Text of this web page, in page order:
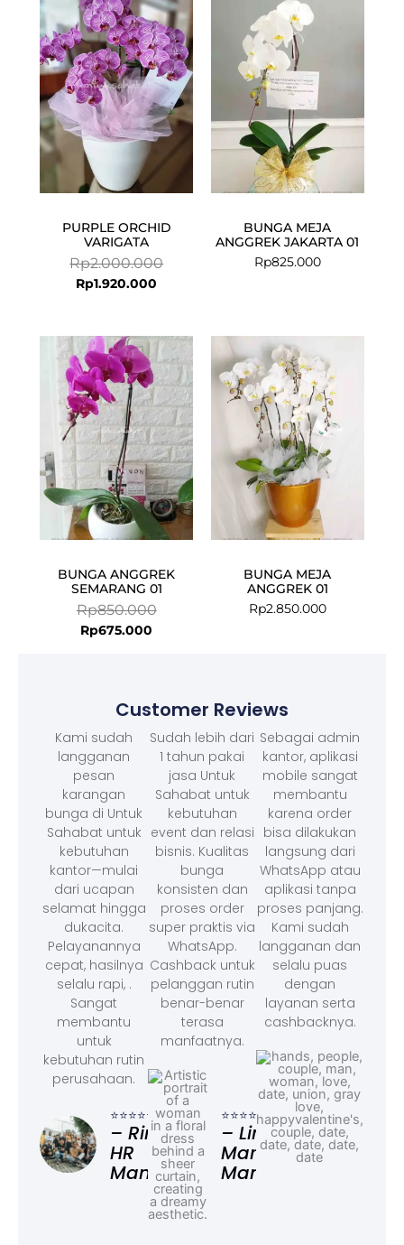
PURPLE ORCHID
VARIGATA
Rp2.000.000
price
was:
Rp2.000.000.
Rp1.920.000
price
is:
Rp1.920.000.
BUNGA MEJA
ANGGREK JAKARTA 01
Rp825.000
BUNGA ANGGREK
SEMARANG 01
Rp850.000
Original
price
was:
Rp850.000.
Rp675.000
Current
price
is:
Rp675.000.
BUNGA MEJA
ANGGREK 01
Rp2.850.000
Customer Reviews
Kami sudah
langganan
pesan
karangan
bunga di Untuk
Sahabat untuk
kebutuhan
kantor—mulai
dari ucapan
selamat hingga
dukacita.
Pelayanannya
cepat, hasilnya
selalu rapi, .
Sangat
membantu
untuk
kebutuhan rutin
perusahaan.
⭐⭐⭐⭐⭐
– Rina,
HR
Manager
Sudah lebih dari
1 tahun pakai
jasa Untuk
Sahabat untuk
kebutuhan
event dan relasi
bisnis. Kualitas
bunga
konsisten dan
proses order
super praktis via
WhatsApp.
Cashback untuk
pelanggan rutin
benar-benar
terasa
manfaatnya.
⭐⭐⭐⭐⭐
– Linda,
Marketing
Manager
Sebagai admin
kantor, aplikasi
mobile sangat
membantu
karena order
bisa dilakukan
langsung dari
WhatsApp atau
aplikasi tanpa
proses panjang.
Kami sudah
langganan dan
selalu puas
dengan
layanan serta
cashbacknya.